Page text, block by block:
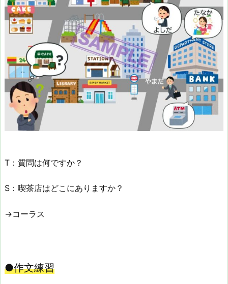
T：質問は何ですか？
S：喫茶店はどこにありますか？
→コーラス
●作文練習